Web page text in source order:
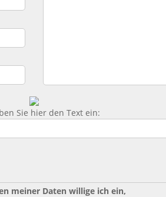
Sie hier den Text ein:
meiner Daten willige ich ein,